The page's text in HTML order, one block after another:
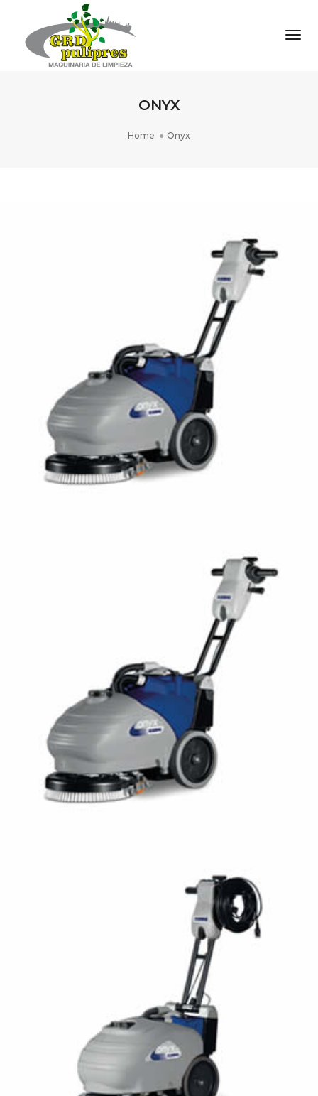
ONYX
Home Onyx
FLOORPUL ONYX 35B
FREGADORA CON OPERADOR ACOMPAÑANTE
FLOORPUL ONYX 35B LI
FREGADORA CON OPERADOR ACOMPAÑANTE